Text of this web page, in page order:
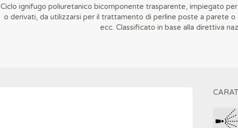
Ciclo ignifugo poliuretanico bicomponente trasparente, impiegato
o derivati, da utilizzarsi per il trattamento di perline poste a parete
ecc. Classificato in base alla direttiva